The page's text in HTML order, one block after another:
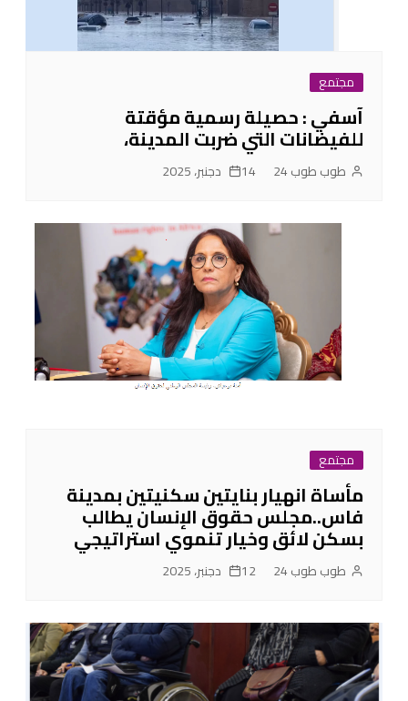
مجتمع
آسفي : حصيلة رسمية مؤقتة
للفيضانات التي ضربت المدينة،
طوب طوب 24 14 دجنبر، 2025
مجتمع
مأساة انهيار بنايتين سكنيتين بمدينة
فاس..مجلس حقوق الإنسان يطالب
بسكن لائق وخيار تنموي استراتيجي
طوب طوب 24 12 دجنبر، 2025